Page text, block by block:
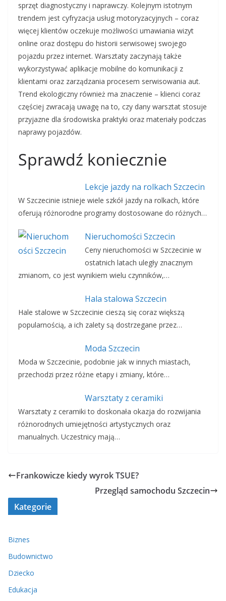
sprzęt diagnostyczny i naprawczy. Kolejnym istotnym
trendem jest cyfryzacja usług motoryzacyjnych – coraz
więcej klientów oczekuje możliwości umawiania wizyt
online oraz dostępu do historii serwisowej swojego
pojazdu przez internet. Warsztaty zaczynają także
wykorzystywać aplikacje mobilne do komunikacji z
klientami oraz zarządzania procesem serwisowania aut.
Trend ekologiczny również ma znaczenie – klienci coraz
częściej zwracają uwagę na to, czy dany warsztat stosuje
przyjazne dla środowiska praktyki oraz materiały podczas
naprawy pojazdów.
Sprawdź koniecznie
Lekcje jazdy na rolkach Szczecin
W Szczecinie istnieje wiele szkół jazdy na rolkach, które
oferują różnorodne programy dostosowane do różnych…
Nieruchomości Szczecin
Ceny nieruchomości w Szczecinie w
ostatnich latach uległy znacznym
zmianom, co jest wynikiem wielu czynników,…
Hala stalowa Szczecin
Hale stalowe w Szczecinie cieszą się coraz większą
popularnością, a ich zalety są dostrzegane przez…
Moda Szczecin
Moda w Szczecinie, podobnie jak w innych miastach,
przechodzi przez różne etapy i zmiany, które…
Warsztaty z ceramiki
Warsztaty z ceramiki to doskonała okazja do rozwijania
różnorodnych umiejętności artystycznych oraz
manualnych. Uczestnicy mają…
Frankowicze kiedy wyrok TSUE?
Przegląd samochodu Szczecin
Kategorie
Biznes
Budownictwo
Dziecko
Edukacja